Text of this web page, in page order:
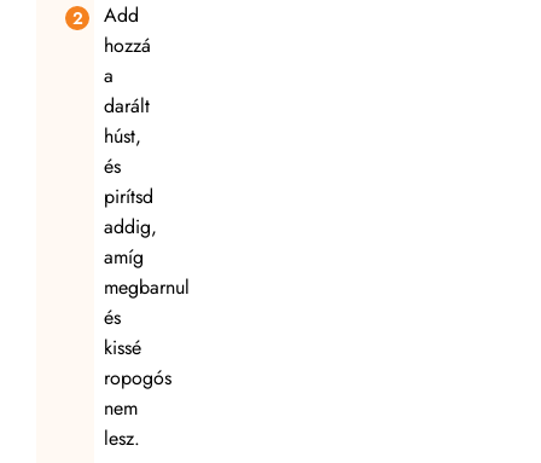
Add
hozzá
a
darált
húst,
és
pirítsd
addig,
amíg
megbarnul
és
kissé
ropogós
nem
lesz.